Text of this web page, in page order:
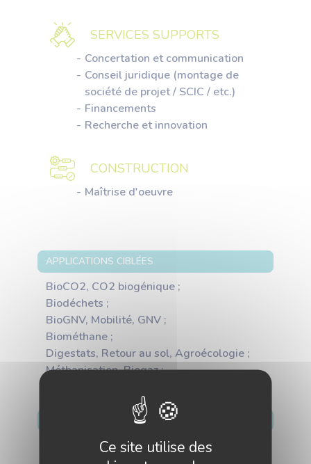
SERVICES SUPPORTS
Concertation et communication
Conseil juridique (montage de
société de projet / SCIC / etc.)
Financements
Recherche et innovation
CONSTRUCTION
Maîtrise d'oeuvre
APPLICATIONS CIBLÉES
BioCO2, CO2 biogénique ;
Biodéchets ;
BioGNV, Mobilité, GNV ;
Biométhane ;
Digestats, Retour au sol, Agroécologie ;
Méthanisation, Biogaz ;
MARCHÉS GÉOGRAPHIQUES CIBLÉS
Ce site utilise des